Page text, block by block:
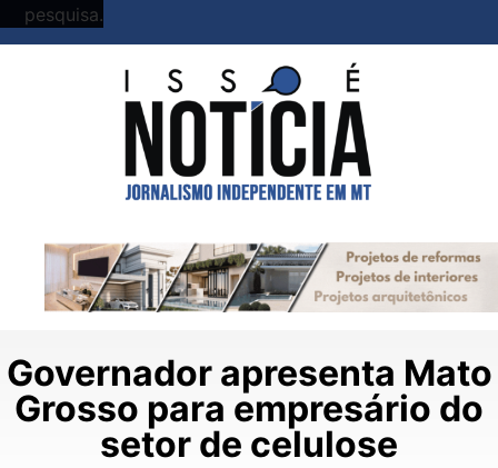
pesquisa.
Governador apresenta Mato
Grosso para empresário do
setor de celulose